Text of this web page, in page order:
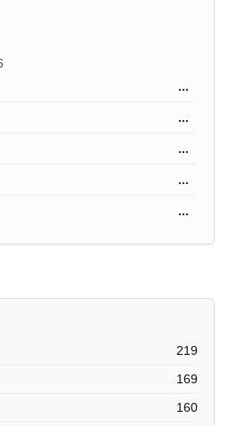
...
...
...
...
...
219
169
160